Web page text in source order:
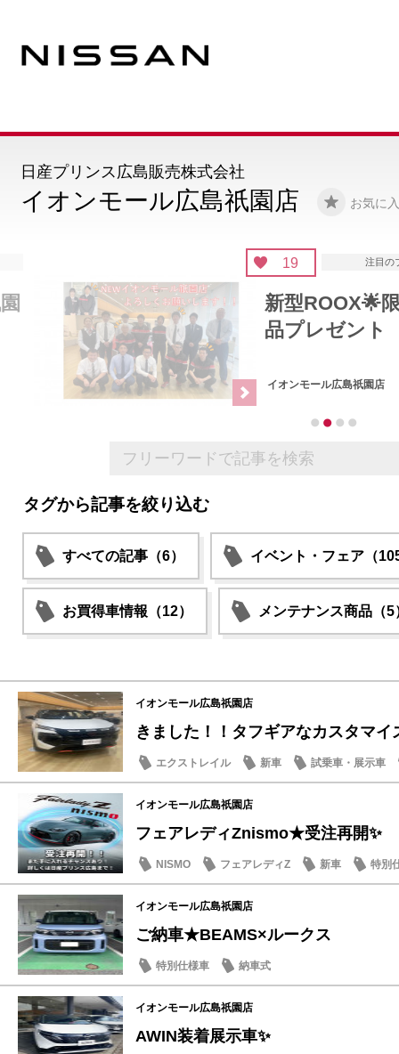
イオンモール広島祇園店 お気に
日産プリンス広島販売株式会社
注目のブログ
新型ROOX🌟限定記念
品プレゼント
イオンモール広島祇園店
タグから記事を絞り込む
すべての記事（6） イベント・フェア（
お買得車情報（12） メンテナンス商品（5
イオンモール広島祇園店
きました！！タフギアなカスタマ
エクストレイル 新車 試乗車・展示車
イオンモール広島祇園店
フェアレディZnismo★受注再開✨
NISMO フェアレディZ 新車 特別
イオンモール広島祇園店
ご納車★BEAMS×ルークス
特別仕様車 納車式
イオンモール広島祇園店
AWIN装着展示車✨